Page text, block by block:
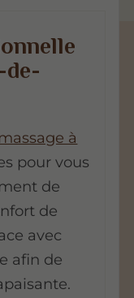
de-
à
pour vous
de
de
avec
afin de